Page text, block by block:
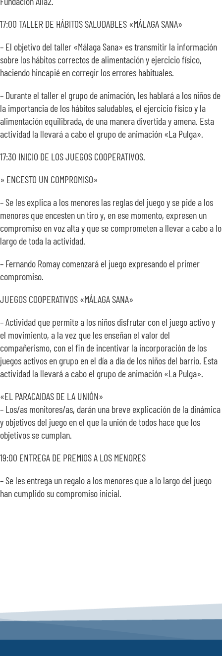
17:00 TALLER DE HÁBITOS SALUDABLES «MÁLAGA SANA»
– El objetivo del taller «Málaga Sana» es transmitir la información
sobre los hábitos correctos de alimentación y ejercicio físico,
haciendo hincapié en corregir los errores habituales.
– Durante el taller el grupo de animación, les hablará a los niños de
la importancia de los hábitos saludables, el ejercicio físico y la
alimentación equilibrada, de una manera divertida y amena. Esta
actividad la llevará a cabo el grupo de animación «La Pulga».
17:30 INICIO DE LOS JUEGOS COOPERATIVOS.
» ENCESTO UN COMPROMISO»
– Se les explica a los menores las reglas del juego y se pide a los
menores que encesten un tiro y, en ese momento, expresen un
compromiso en voz alta y que se comprometen a llevar a cabo a lo
largo de toda la actividad.
– Fernando Romay comenzará el juego expresando el primer
compromiso.
JUEGOS COOPERATIVOS «MÁLAGA SANA»
– Actividad que permite a los niños disfrutar con el juego activo y
el movimiento, a la vez que les enseñan el valor del
compañerismo, con el fin de incentivar la incorporación de los
juegos activos en grupo en el día a día de los niños del barrio. Esta
actividad la llevará a cabo el grupo de animación «La Pulga».
«EL PARACAIDAS DE LA UNIÓN»
– Los/as monitores/as, darán una breve explicación de la dinámica
y objetivos del juego en el que la unión de todos hace que los
objetivos se cumplan.
19:00 ENTREGA DE PREMIOS A LOS MENORES
– Se les entrega un regalo a los menores que a lo largo del juego
han cumplido su compromiso inicial.